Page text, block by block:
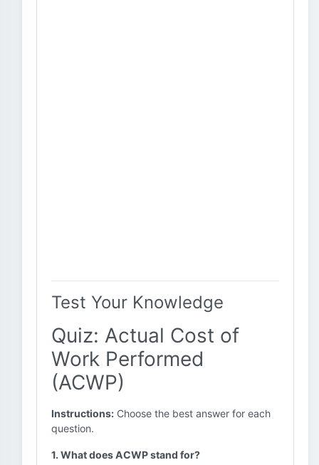
Test Your Knowledge
Quiz: Actual Cost of
Work Performed
(ACWP)
Instructions: Choose the best answer for each
question.
1. What does ACWP stand for?